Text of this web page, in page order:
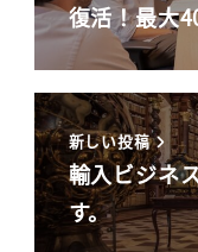
復活！最大
新しい投稿
輸入ビジネ
す。